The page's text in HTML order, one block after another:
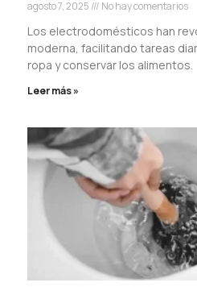
agosto 7, 2025 No hay comentarios
Los electrodomésticos han
moderna, facilitando tareas
ropa y conservar los alimentos.
Leer más »